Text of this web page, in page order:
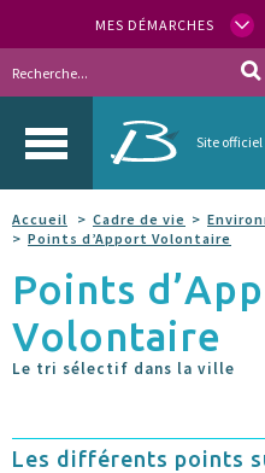
MES DÉMARCHES
Site
Accueil Cadre de vie
Points d’Apport Volontaire
Points d’Apport
Volontaire
Le tri sélectif dans la ville
Les différents points